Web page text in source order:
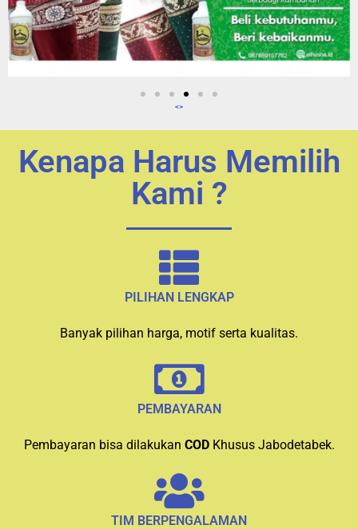
<>
Kenapa Harus Memilih
Kami ?
PILIHAN LENGKAP
Banyak pilihan harga, motif serta kualitas.
PEMBAYARAN
Pembayaran bisa dilakukan COD Khusus Jabodetabek.
TIM BERPENGALAMAN